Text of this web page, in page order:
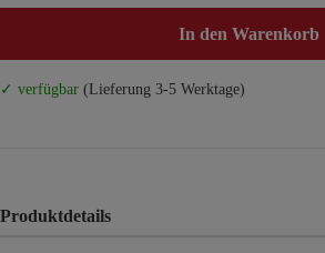
In den Warenkorb
✓ verfügbar (Lieferung 3-5 Werktage)
Produktdetails